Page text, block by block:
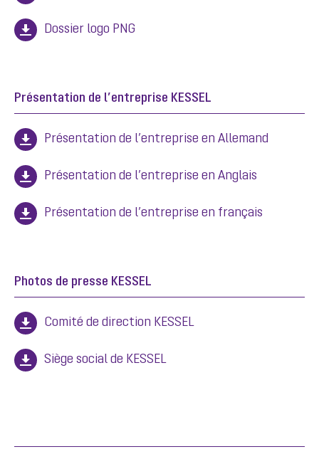
Dossier logo PNG
Présentation de l’entreprise KESSEL
Présentation de l’entreprise en Allemand
Présentation de l’entreprise en Anglais
Présentation de l’entreprise en français
Photos de presse KESSEL
Comité de direction KESSEL
Siège social de KESSEL